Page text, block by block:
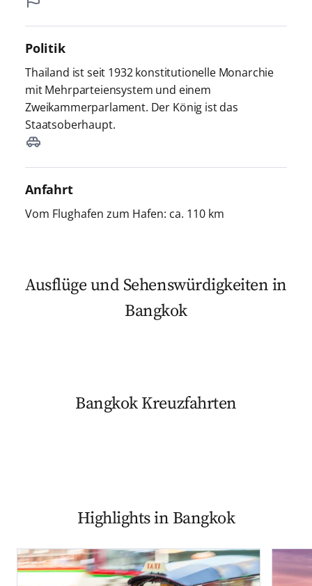
Politik
Thailand ist seit 1932 konstitutionelle Monarchie
mit Mehrparteiensystem und einem
Zweikammerparlament. Der König ist das
Staatsoberhaupt.
Anfahrt
Vom Flughafen zum Hafen: ca. 110 km
Ausflüge und Sehenswürdigkeiten in
Bangkok
Bangkok Kreuzfahrten
Highlights in Bangkok